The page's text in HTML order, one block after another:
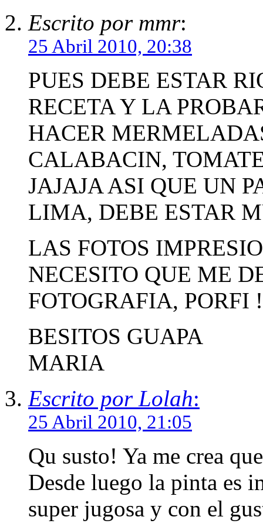
Escrito por mmr:
25 Abril 2010, 20:38
PUES DEBE ESTAR
RECETA Y LA
HACER
CALABACIN,
JAJAJA ASI QUE UN
LIMA, DEBE ESTAR
LAS FOTOS
NECESITO QUE ME
FOTOGRAFIA, PORFI
BESITOS GUAPA
MARIA
Escrito por Lolah:
25 Abril 2010, 21:05
Qu susto! Ya me crea
Desde luego la pinta es
super jugosa y con el